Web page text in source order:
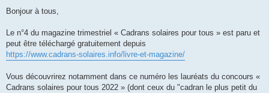
s
g
Bonjour à tous,
Le n°4 du magazine trimestriel « Cadrans solaires pour tous » est paru et
peut être téléchargé gratuitement depuis
https://www.cadrans-solaires.info/livre-et-magazine/
Vous découvrirez notamment dans ce numéro les lauréats du concours «
Cadrans solaires pour tous 2022 » (dont ceux du "cadran le plus petit du